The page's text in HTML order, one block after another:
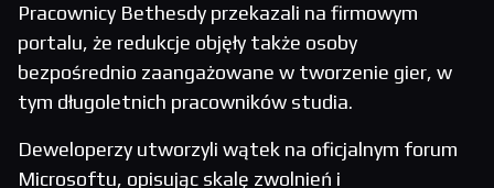
Pracownicy Bethesdy przekazali na firmowym
portalu, że redukcje objęły także osoby
bezpośrednio zaangażowane w tworzenie gier, w
tym długoletnich pracowników studia.
Deweloperzy utworzyli wątek na oficjalnym forum
Microsoftu, opisując skalę zwolnień i